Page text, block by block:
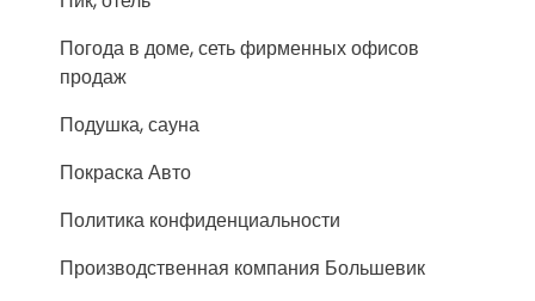
Погода в доме, сеть фирменных офисов
продаж
Подушка, сауна
Покраска Авто
Политика конфиденциальности
Производственная компания Большевик